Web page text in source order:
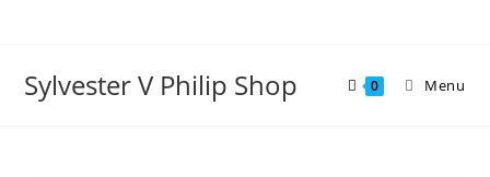
Sylvester V Philip Shop 0 Menu